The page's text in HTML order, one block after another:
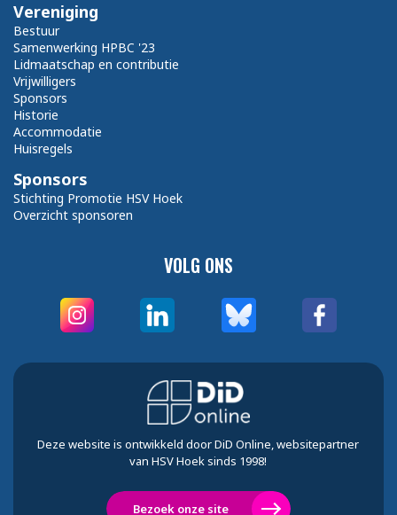
VOLG ONS
Vereniging
Bestuur
Samenwerking HPBC '23
Lidmaatschap en contributie
Vrijwilligers
Sponsors
Historie
Accommodatie
Huisregels
Sponsors
Stichting Promotie HSV Hoek
Overzicht sponsoren
Deze website is ontwikkeld door DiD Online, websitepartner
van HSV Hoek sinds 1998!
Bezoek onze site